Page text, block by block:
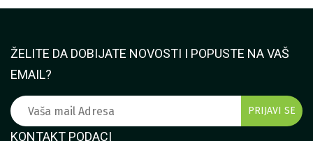
ŽELITE DA DOBIJATE NOVOSTI I POPUSTE NA VAŠ
EMAIL?
KONTAKT PODACI